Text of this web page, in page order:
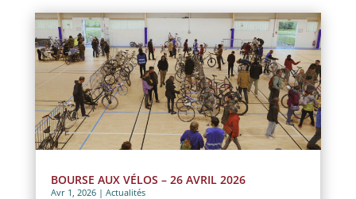
BOURSE AUX VÉLOS – 26 AVRIL 2026
Avr 1, 2026| Actualités